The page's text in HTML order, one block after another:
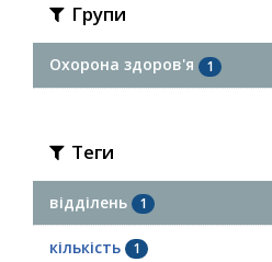
Групи
Охорона здоров'я 1
Теги
відділень 1
кількість 1